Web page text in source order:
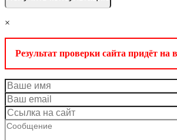
×
Результат проверки сайта придёт на